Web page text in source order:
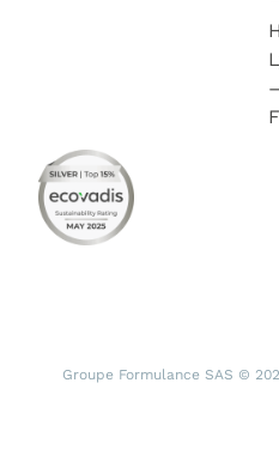
Groupe Formulance SAS ©